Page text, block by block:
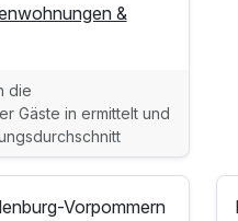
&
die
Gäste in ermittelt und
Vorpommern